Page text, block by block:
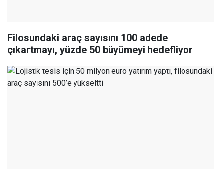
Filosundaki araç sayısını 100 adede
çıkartmayı, yüzde 50 büyümeyi hedefliyor